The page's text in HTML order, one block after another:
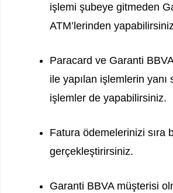
işlemi şubeye gitmeden
ATM’lerinden
Paracard ve Garanti
ile yapılan işlemlerin yanı
işlemler de yapabilirsiniz.
Fatura ödemelerinizi sıra
gerçekleştirirsiniz.
Garanti BBVA müşterisi